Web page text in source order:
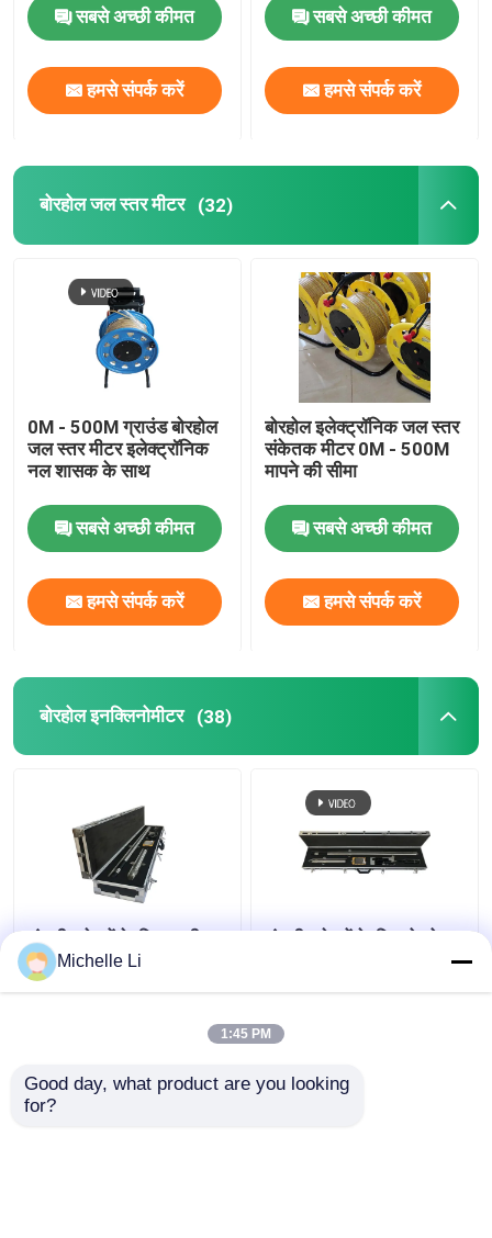
सबसे अच्छी कीमत
हमसे संपर्क करें
सबसे अच्छी कीमत
हमसे संपर्क करें
बोरहोल जल स्तर मीटर (32)
0M - 500M ग्राउंड बोरहोल
जल स्तर मीटर इलेक्ट्रॉनिक
नल शासक के साथ
सबसे अच्छी कीमत
हमसे संपर्क करें
बोरहोल इलेक्ट्रॉनिक जल स्तर
संकेतक मीटर 0M - 500M
मापने की सीमा
सबसे अच्छी कीमत
हमसे संपर्क करें
बोरहोल इनक्लिनोमीटर (38)
चुंबकीय क्षेत्रों के लिए मल्टी
शॉट गायरो बोरहोल
इनक्लिनोमीटर जाइरोस्कोपिक
चुंबकीय क्षेत्रों के लिए बोरहोल
Michelle Li
1:45 PM
Good day, what product are you looking
for?